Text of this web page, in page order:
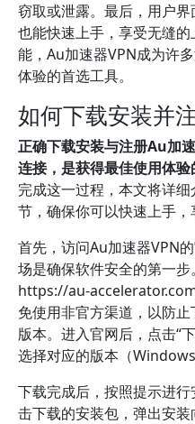
窃取或泄露。最后，用户
也能快速上手，享受无缝
能，Au加速器VPN成为许
体验的首选工具。
如何下载安装并
正确下载安装与注册Au加
连接，是获得最佳使用体验
完成这一过程，本文将详
节，确保你可以快速上手，
首先，访问Au加速器VPN
场是确保软件安全的第一
https://au-
免使用非官方渠道，以防
版本。进入官网后，点击“
选择对应的版本（
下载完成后，按照提示进
击下载的安装包，弹出安